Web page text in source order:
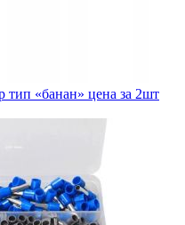
тип «банан» цена за 2шт